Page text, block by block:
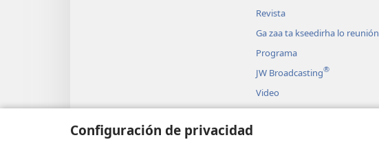
Configuración de privacidad
Revista
Ga zaa ta kseedirha lo reunión
Programa
JW Broadcasting®
Video
Wuíla